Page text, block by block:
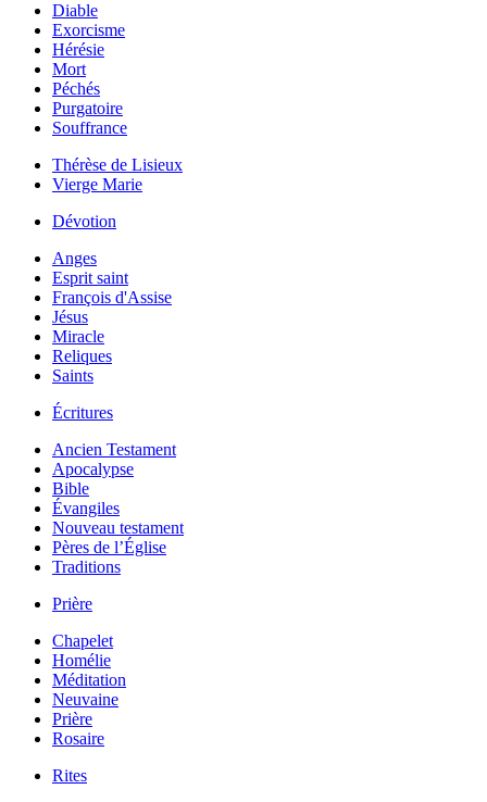
Diable
Exorcisme
Hérésie
Mort
Péchés
Purgatoire
Souffrance
Thérèse de Lisieux
Vierge Marie
Dévotion
Anges
Esprit saint
François d'Assise
Jésus
Miracle
Reliques
Saints
Écritures
Ancien Testament
Apocalypse
Bible
Évangiles
Nouveau testament
Pères de l’Église
Traditions
Prière
Chapelet
Homélie
Méditation
Neuvaine
Prière
Rosaire
Rites